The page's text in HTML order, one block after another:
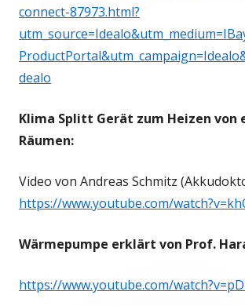
connect-87973.html?
dealo
Klima Splitt Gerät zum Heizen von
Räumen:
Video von Andreas Schmitz
https://www.youtube.com/
Wärmepumpe erklärt von Prof.
https://www.youtube.com/